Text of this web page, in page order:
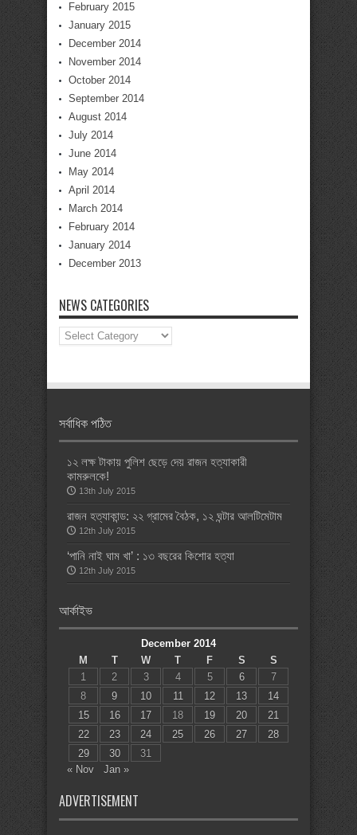
February 2015
January 2015
December 2014
November 2014
October 2014
September 2014
August 2014
July 2014
June 2014
May 2014
April 2014
March 2014
February 2014
January 2014
December 2013
NEWS CATEGORIES
News
Categories
সর্বাধিক পঠিত
১২ লক্ষ টাকায় পুলিশ ছেড়ে দেয় রাজন হত্যাকারী
কামরুলকে!
13th July 2015
রাজন হত্যাকান্ড: ২২ গ্রামের বৈঠক, ১২ ঘন্টার আলটিমেটাম
12th July 2015
‘পানি নাই ঘাম খা’ : ১৩ বছরের কিশোর হত্যা
12th July 2015
আর্কাইভ
December 2014
M
T W T F S
S
1
2 3 4 5 6
7
8
9 10 11 12 13
14
15
16 17 18 19 20
21
22
23 24 25 26 27
28
29
30
31
« Nov
Jan »
ADVERTISEMENT